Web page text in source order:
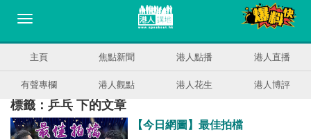
主頁 焦點新聞 港人點播 港人直播
有聲專欄 港人觀點 港人花生 港人博評
標籤：乒乓 下的文章
【今日網圖】最佳拍檔